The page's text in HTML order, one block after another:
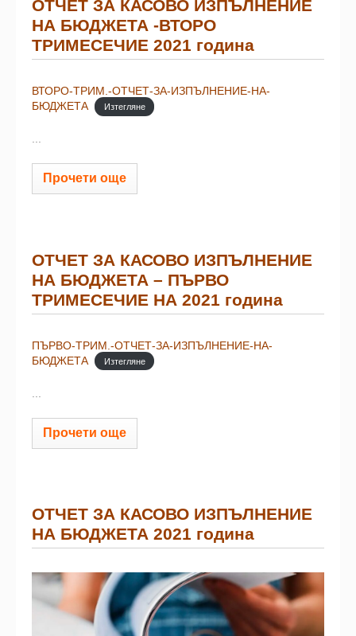
ОТЧЕТ ЗА КАСОВО ИЗПЪЛНЕНИЕ
НА БЮДЖЕТА -ВТОРО
ТРИМЕСЕЧИЕ 2021 година
ВТОРО-ТРИМ.-ОТЧЕТ-ЗА-ИЗПЪЛНЕНИЕ-НА-
БЮДЖЕТА
Изтегляне
Прочети още
ОТЧЕТ ЗА КАСОВО ИЗПЪЛНЕНИЕ
НА БЮДЖЕТА – ПЪРВО
ТРИМЕСЕЧИЕ НА 2021 година
ПЪРВО-ТРИМ.-ОТЧЕТ-ЗА-ИЗПЪЛНЕНИЕ-НА-
БЮДЖЕТА
Изтегляне
Прочети още
ОТЧЕТ ЗА КАСОВО ИЗПЪЛНЕНИЕ
НА БЮДЖЕТА 2021 година